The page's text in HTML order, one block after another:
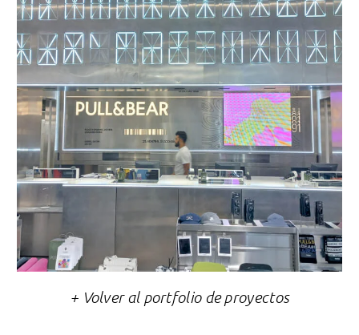
+ Volver al portfolio de proyectos